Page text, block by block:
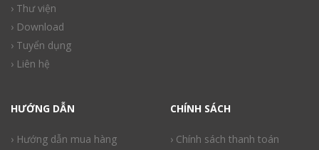
› Thư viện
› Download
› Tuyển dụng
› Liên hệ
HƯỚNG DẪN
› Hướng dẫn mua hàng
CHÍNH SÁCH
› Chính sách thanh toán